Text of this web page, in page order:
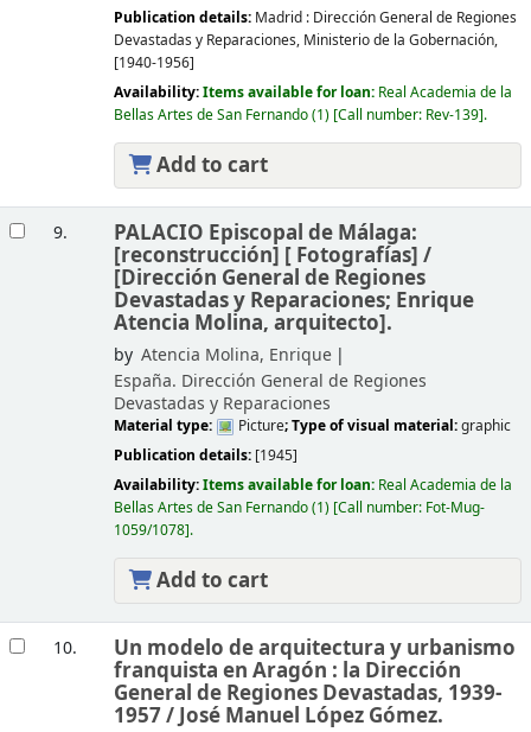
Publication details: Madrid : Dirección General de Regiones
Devastadas y Reparaciones, Ministerio de la Gobernación,
[1940-1956]
Availability:Items available for loan: Real Academia de la
Bellas Artes de San Fernando(1) Call number: Rev-139 .
Add to cart
9. PALACIO Episcopal de Málaga:
[reconstrucción] [ Fotografías] /
[Dirección General de Regiones
Devastadas y Reparaciones; Enrique
Atencia Molina, arquitecto].
by Atencia Molina, Enrique
España. Dirección General de Regiones
Devastadas y Reparaciones
Material type: Picture; Type of visual material:graphic
Publication details: [1945]
Availability:Items available for loan: Real Academia de la
Bellas Artes de San Fernando(1) Call number: Fot-Mug-
1059/1078 .
Add to cart
10. Un modelo de arquitectura y urbanismo
franquista en Aragón : la Dirección
General de Regiones Devastadas, 1939-
1957 /José Manuel López Gómez.